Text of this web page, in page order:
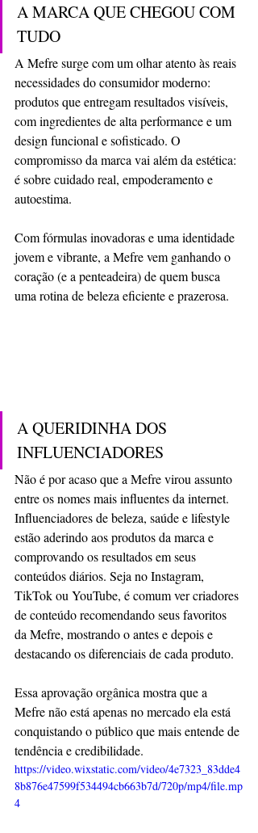
A MARCA QUE CHEGOU COM
TUDO
A Mefre surge com um olhar atento às reais
necessidades do consumidor moderno:
produtos que entregam resultados visíveis,
com ingredientes de alta performance e um
design funcional e sofisticado. O
compromisso da marca vai além da estética:
é sobre cuidado real, empoderamento e
autoestima.
Com fórmulas inovadoras e uma identidade
jovem e vibrante, a Mefre vem ganhando o
coração (e a penteadeira) de quem busca
uma rotina de beleza eficiente e prazerosa.
A QUERIDINHA DOS
INFLUENCIADORES
Não é por acaso que a Mefre virou assunto
entre os nomes mais influentes da internet.
Influenciadores de beleza, saúde e lifestyle
estão aderindo aos produtos da marca e
comprovando os resultados em seus
conteúdos diários. Seja no Instagram,
TikTok ou YouTube, é comum ver criadores
de conteúdo recomendando seus favoritos
da Mefre, mostrando o antes e depois e
destacando os diferenciais de cada produto.
Essa aprovação orgânica mostra que a
Mefre não está apenas no mercado ela está
conquistando o público que mais entende de
tendência e credibilidade.
https://video.wixstatic.com/video/4e7323_83dde4
8b876e47599f534494cb663b7d/720p/mp4/file.mp
4